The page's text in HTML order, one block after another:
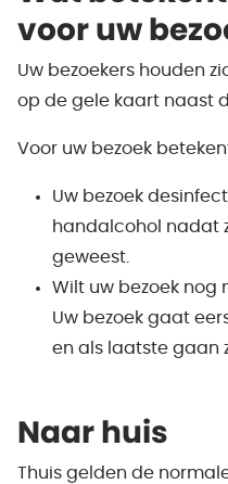
voor uw
Uw bezoekers houden
op de gele kaart naast
Voor uw bezoek
Uw bezoek
handalcohol nadat
geweest.
Wilt uw bezoek nog
Uw bezoek gaat
en als laatste gaan
Naar huis
Thuis gelden de